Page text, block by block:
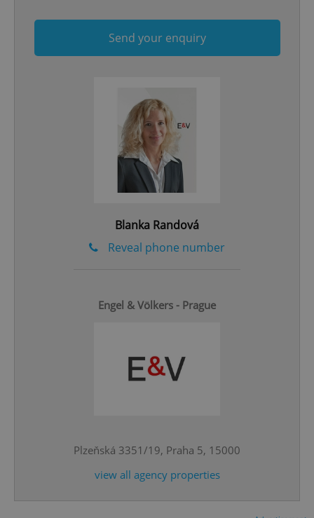
Send your enquiry
Blanka Randová
Reveal phone number
Engel & Völkers - Prague
Plzeňská 3351/19, Praha 5, 15000
view all agency properties
missing_agency_profile_modal_displayed .expats.cz
^qs_[0-9]+$ .expats.cz 1